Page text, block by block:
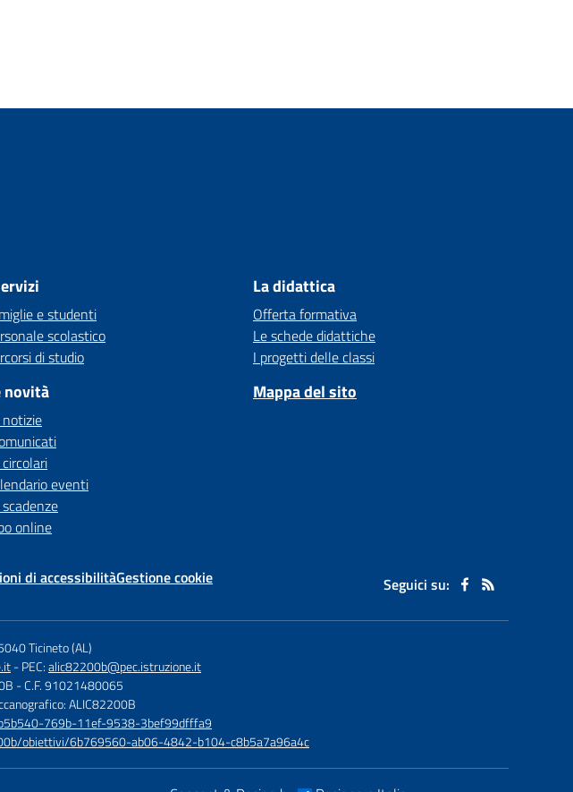
e studenti
scolastico
di studio
novità
notizie
eventi
online
La didattica
Offerta formativa
Le schede didattiche
I progetti delle classi
Mappa del sito
di accessibilitàGestione cookie Seguici su:
Ticineto (AL)
- PEC:alic82200b@pec.istruzione.it
- C.F. 91021480065
ALIC82200B
769b-11ef-9538-3bef99dfffa9
obiettivi/6b769560-ab06-4842-b104-c8b5a7a96a4c